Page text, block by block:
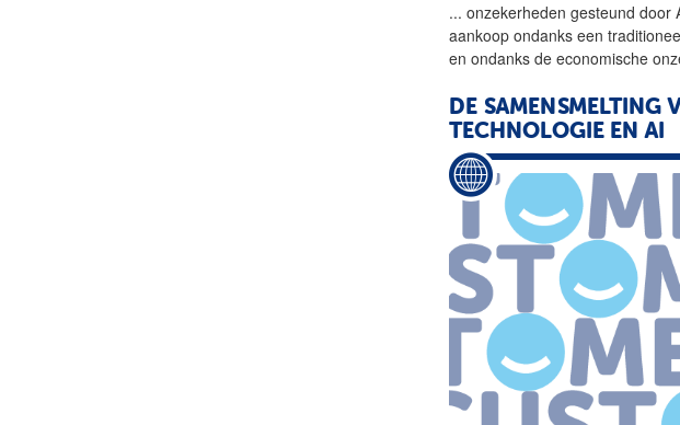
... onzekerheden gesteund door
aankoop ondanks een
en ondanks de economische
DE SAMENSMELTING
TECHNOLOGIE ENAI